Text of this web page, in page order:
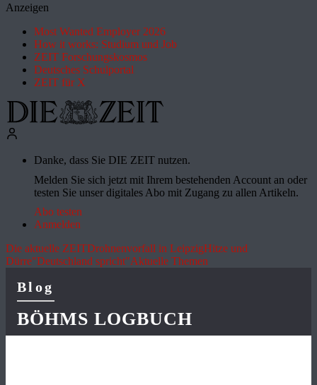
Anzeigen
Most Wanted Employer 2026
How it works: Studium und Job
ZEIT Forschungskosmos
Deutsches Schulportal
ZEIT für X
Danke, dass Sie DIE ZEIT nutzen.
Melden Sie sich jetzt mit Ihrem bestehenden Account an oder
testen Sie unser digitales Abo mit Zugang zu allen Artikeln.
Abo testen
Anmelden
Die aktuelle ZEITDrohnenvorfall in LeipzigHitze und
Dürre"Deutschland spricht"Aktuelle Themen
Blog
BÖHMS LOGBUCH